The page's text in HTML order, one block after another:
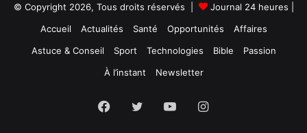
© Copyright 2026, Tous droits réservés | Journal 24 heures
Accueil
Actualités Santé Opportunités
Affaires
Astuce & Conseil
Sport Technologies Bible
Passion
À l’instant
Newsletter
Facebook
TwitterYouTubeInstagram